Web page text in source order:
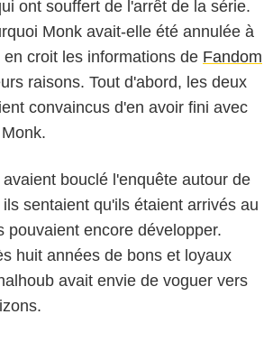
ont souffert de l'arrêt de la série.
Monk avait-elle été annulée à
croit les informations de Fandom
raisons. Tout d'abord, les deux
convaincus d'en avoir fini avec
bouclé l'enquête autour de
sentaient qu'ils étaient arrivés au
pouvaient encore développer.
huit années de bons et loyaux
avait envie de voguer vers